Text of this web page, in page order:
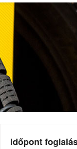
Időpont